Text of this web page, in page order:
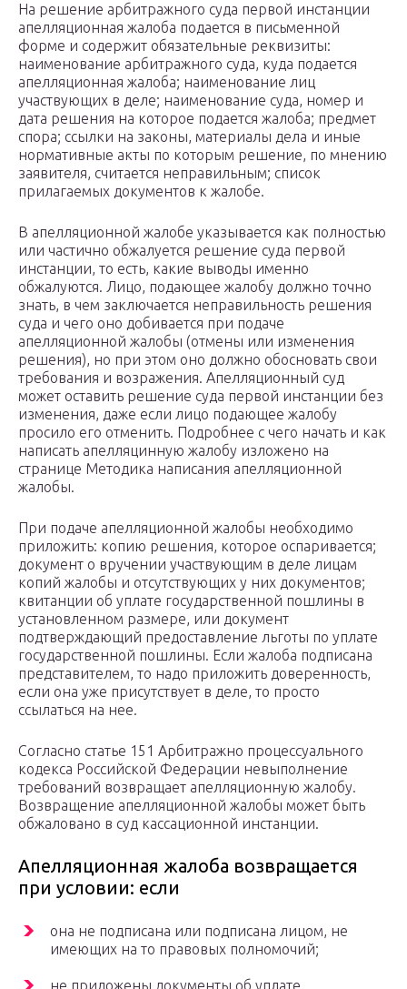
На решение арбитражного суда первой инстанции
апелляционная жалоба подается в письменной
форме и содержит обязательные реквизиты:
наименование арбитражного суда, куда подается
апелляционная жалоба; наименование лиц
участвующих в деле; наименование суда, номер и
дата решения на которое подается жалоба; предмет
спора; ссылки на законы, материалы дела и иные
нормативные акты по которым решение, по мнению
заявителя, считается неправильным; список
прилагаемых документов к жалобе.
В апелляционной жалобе указывается как полностью
или частично обжалуется решение суда первой
инстанции, то есть, какие выводы именно
обжалуются. Лицо, подающее жалобу должно точно
знать, в чем заключается неправильность решения
суда и чего оно добивается при подаче
апелляционной жалобы (отмены или изменения
решения), но при этом оно должно обосновать свои
требования и возражения. Апелляционный суд
может оставить решение суда первой инстанции без
изменения, даже если лицо подающее жалобу
просило его отменить. Подробнее с чего начать и как
написать апелляцинную жалобу изложено на
странице Методика написания апелляционной
жалобы.
При подаче апелляционной жалобы необходимо
приложить: копию решения, которое оспаривается;
документ о вручении участвующим в деле лицам
копий жалобы и отсутствующих у них документов;
квитанции об уплате государственной пошлины в
установленном размере, или документ
подтверждающий предоставление льготы по уплате
государственной пошлины. Если жалоба подписана
представителем, то надо приложить доверенность,
если она уже присутствует в деле, то просто
ссылаться на нее.
Согласно статье 151 Арбитражно процессуального
кодекса Российской Федерации невыполнение
требований возвращает апелляционную жалобу.
Возвращение апелляционной жалобы может быть
обжаловано в суд кассационной инстанции.
Апелляционная жалоба возвращается
при условии: если
она не подписана или подписана лицом, не
имеющих на то правовых полномочий;
не приложены документы об уплате